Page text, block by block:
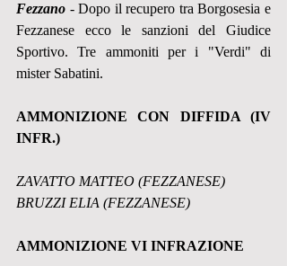
Fezzano - Dopo il recupero tra Borgosesia e
Fezzanese ecco le sanzioni del Giudice
Sportivo. Tre ammoniti per i "Verdi" di
mister Sabatini.
AMMONIZIONE CON DIFFIDA (IV
INFR.)
ZAVATTO MATTEO (FEZZANESE)
BRUZZI ELIA (FEZZANESE)
AMMONIZIONE VI INFRAZIONE